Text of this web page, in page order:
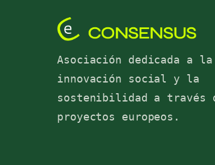
Asociación dedicada a la
innovación social y la
sostenibilidad a través
proyectos europeos.